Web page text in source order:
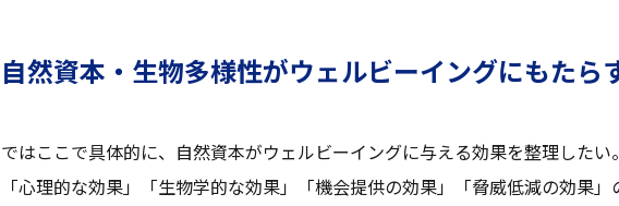
自然資本・生物多様性がウェルビーイングにもたら
ではここで具体的に、自然資本がウェルビーイングに与える効果を整理したい
「心理的な効果」「生物学的な効果」「機会提供の効果」「脅威低減の効果